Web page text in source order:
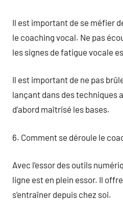
Il est important de se méfier
le coaching vocal. Ne pas
les signes de fatigue vocale
Il est important de ne pas
lançant dans des techniques
d’abord maîtrisé les bases.
6. Comment se déroule le
Avec l’essor des outils
ligne est en plein essor. Il
s’entraîner depuis chez soi.